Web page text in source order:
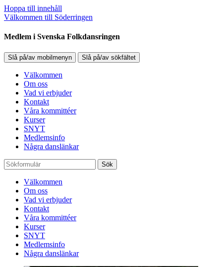
Hoppa till innehåll
Välkommen till Söderringen
Medlem i Svenska Folkdansringen
Slå på/av mobilmenyn Slå på/av sökfältet
Välkommen
Om oss
Vad vi erbjuder
Kontakt
Våra kommittéer
Kurser
SNYT
Medlemsinfo
Några danslänkar
Sök
Välkommen
Om oss
Vad vi erbjuder
Kontakt
Våra kommittéer
Kurser
SNYT
Medlemsinfo
Några danslänkar